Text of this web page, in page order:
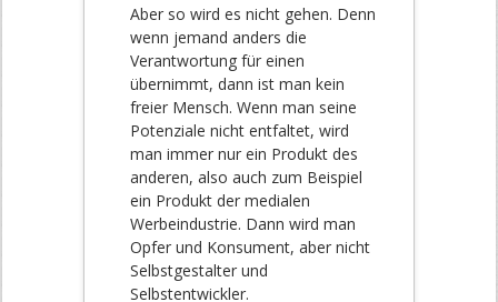
Aber so wird es nicht gehen. Denn
wenn jemand anders die
Verantwortung für einen
übernimmt, dann ist man kein
freier Mensch. Wenn man seine
Potenziale nicht entfaltet, wird
man immer nur ein Produkt des
anderen, also auch zum Beispiel
ein Produkt der medialen
Werbeindustrie. Dann wird man
Opfer und Konsument, aber nicht
Selbstgestalter und
Selbstentwickler.